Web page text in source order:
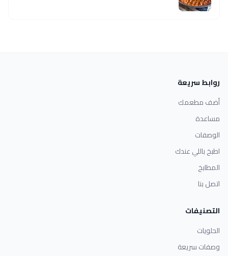
روابط سريعة
أضف مطعمك
مساعدة
الوصفات
اطبخ باللي عندك
المطابخ
اتصل بنا
التصنيفات
الحلويات
وصفات سريعة